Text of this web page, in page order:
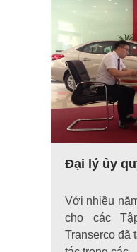
Đại lý ủy
Với nhiều
cho các
Transerco đã